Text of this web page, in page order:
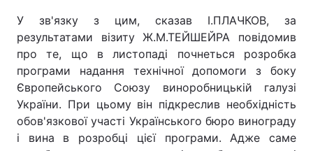
У зв'язку з цим, сказав І.ПЛАЧКОВ, за
результатами візиту Ж.М.ТЕЙШЕЙРА повідомив
про те, що в листопаді почнеться розробка
програми надання технічної допомоги з боку
Європейського Союзу виноробницькій галузі
України. При цьому він підкреслив необхідність
обов'язкової участі Українського бюро винограду
і вина в розробці цієї програми. Адже саме